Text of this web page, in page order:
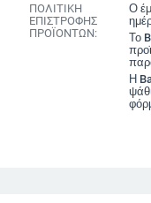
ΠΟΛΙΤΙΚΗ
ΕΠΙΣΤΡΟΦΗΣ
ΠΡΟΪΟΝΤΩΝ:
Ο
Το
Η